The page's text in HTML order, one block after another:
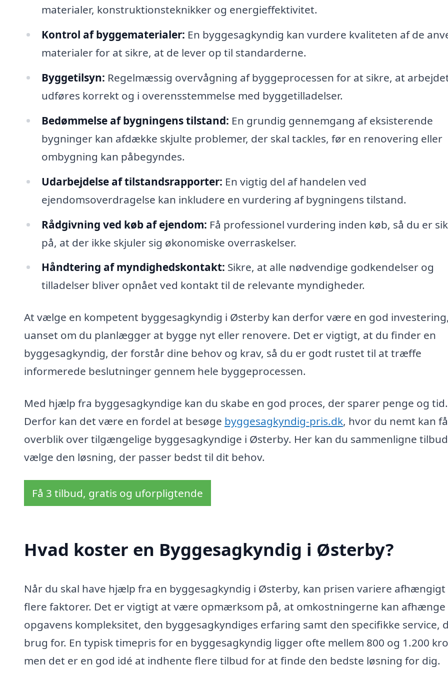
materialer, konstruktionsteknikker og energieffektivitet.
Kontrol af byggematerialer: En byggesagkyndig kan vurdere kvaliteten af de
materialer for at sikre, at de lever op til standarderne.
Byggetilsyn: Regelmæssig overvågning af byggeprocessen for at sikre, at
udføres korrekt og i overensstemmelse med byggetilladelser.
Bedømmelse af bygningens tilstand: En grundig gennemgang af eksisterende
bygninger kan afdække skjulte problemer, der skal tackles, før en renovering eller
ombygning kan påbegyndes.
Udarbejdelse af tilstandsrapporter: En vigtig del af handelen ved
ejendomsoverdragelse kan inkludere en vurdering af bygningens tilstand.
Rådgivning ved køb af ejendom: Få professionel vurdering inden køb, så du er
på, at der ikke skjuler sig økonomiske overraskelser.
Håndtering af myndighedskontakt: Sikre, at alle nødvendige godkendelser og
tilladelser bliver opnået ved kontakt til de relevante myndigheder.
At vælge en kompetent byggesagkyndig i Østerby kan derfor være en god investering,
uanset om du planlægger at bygge nyt eller renovere. Det er vigtigt, at du finder en
byggesagkyndig, der forstår dine behov og krav, så du er godt rustet til at træffe
informerede beslutninger gennem hele byggeprocessen.
Med hjælp fra byggesagkyndige kan du skabe en god proces, der sparer penge og tid.
Derfor kan det være en fordel at besøge byggesagkyndig-pris.dk, hvor du nemt kan få
overblik over tilgængelige byggesagkyndige i Østerby. Her kan du sammenligne
vælge den løsning, der passer bedst til dit behov.
Få 3 tilbud, gratis og uforpligtende
Hvad koster en Byggesagkyndig i Østerby?
Når du skal have hjælp fra en byggesagkyndig i Østerby, kan prisen variere afhængigt
flere faktorer. Det er vigtigt at være opmærksom på, at omkostningerne kan afhænge
opgavens kompleksitet, den byggesagkyndiges erfaring samt den specifikke service,
brug for. En typisk timepris for en byggesagkyndig ligger ofte mellem 800 og 1.200
men det er en god idé at indhente flere tilbud for at finde den bedste løsning for dig.